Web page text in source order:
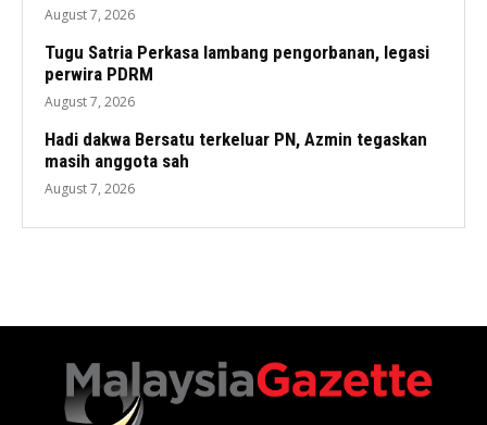
August 7, 2026
Tugu Satria Perkasa lambang pengorbanan, legasi
perwira PDRM
August 7, 2026
Hadi dakwa Bersatu terkeluar PN, Azmin tegaskan
masih anggota sah
August 7, 2026